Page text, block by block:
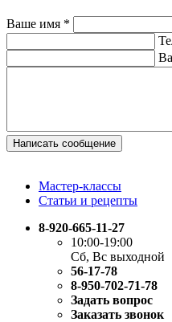
Ваше имя *
Написать сообщение
Мастер-классы
Статьи и рецепты
8-920-665-11-27
10:00-19:00
Сб, Вс выходной
56-17-78
8-950-702-71-78
Задать вопрос
Заказать звонок